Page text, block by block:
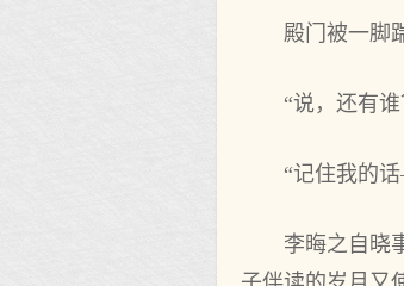
殿门被一脚
“说，还有
“记住我的
李晦之自晓